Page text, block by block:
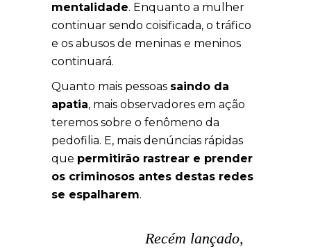
mentalidade. Enquanto a mulher
continuar sendo coisificada, o tráfico
e os abusos de meninas e meninos
continuará.
Quanto mais pessoas saindo da
apatia, mais observadores em ação
teremos sobre o fenômeno da
pedofilia. E, mais denúncias rápidas
que permitirão rastrear e prender
os criminosos antes destas redes
se espalharem.
Recém lançado,